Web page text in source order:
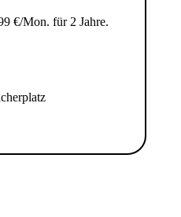
€/Mon. für 2 Jahre.